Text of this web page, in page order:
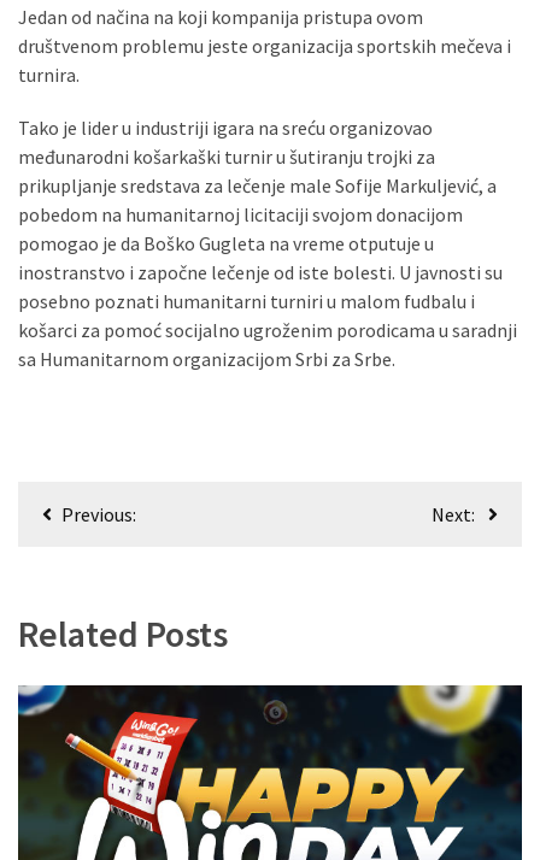
Jedan od načina na koji kompanija pristupa ovom
društvenom problemu jeste organizacija sportskih mečeva i
turnira.
Tako je lider u industriji igara na sreću organizovao
međunarodni košarkaški turnir u šutiranju trojki za
prikupljanje sredstava za lečenje male Sofije Markuljević, a
pobedom na humanitarnoj licitaciji svojom donacijom
pomogao je da Boško Gugleta na vreme otputuje u
inostranstvo i započne lečenje od iste bolesti. U javnosti su
posebno poznati humanitarni turniri u malom fudbalu i
košarci za pomoć socijalno ugroženim porodicama u saradnji
sa Humanitarnom organizacijom Srbi za Srbe.
Кретање
Previous: Next:
Related Posts